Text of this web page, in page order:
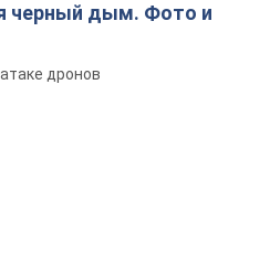
черный дым. Фото и
дронов